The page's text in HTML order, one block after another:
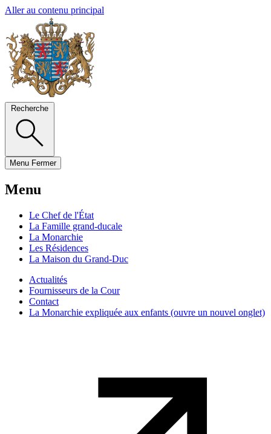
Aller au contenu principal
Recherche
Menu Fermer
Menu
Le Chef de l'État
La Famille grand-ducale
La Monarchie
Les Résidences
La Maison du Grand-Duc
Actualités
Fournisseurs de la Cour
Contact
La Monarchie expliquée aux enfants (ouvre un nouvel onglet)